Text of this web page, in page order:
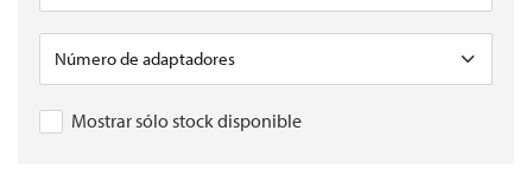
Mostrar sólo stock disponible